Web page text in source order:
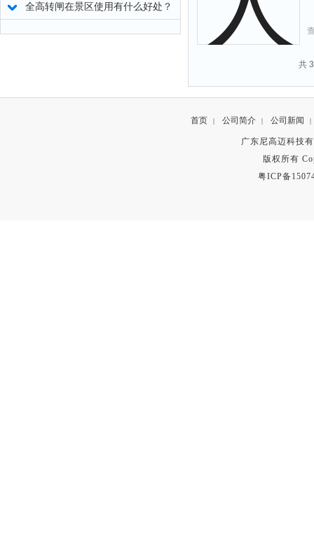
道闸机
全高转闸在景区使用有什么好处？
共
首页 | 公司简介 | 公司新闻 |
广东尼高迈科技
版权所有
粤ICP备